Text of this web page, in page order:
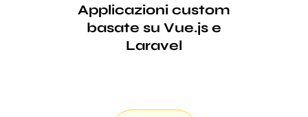
Applicazioni custom
basate su Vue.js e
Laravel